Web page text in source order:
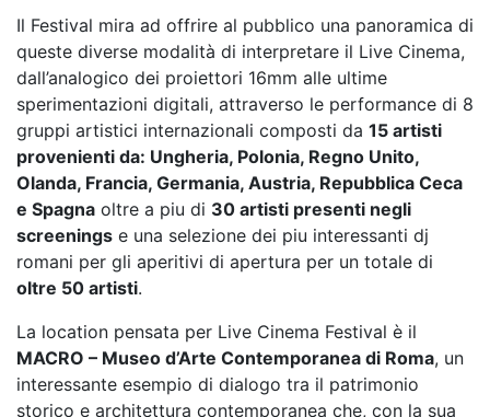
Il Festival mira ad offrire al pubblico una panoramica di
queste diverse modalità di interpretare il Live Cinema,
dall’analogico dei proiettori 16mm alle ultime
sperimentazioni digitali, attraverso le performance di 8
gruppi artistici internazionali composti da 15 artisti
provenienti da: Ungheria, Polonia, Regno Unito,
Olanda, Francia, Germania, Austria, Repubblica Ceca
e Spagna oltre a piu di 30 artisti presenti negli
screenings e una selezione dei piu interessanti dj
romani per gli aperitivi di apertura per un totale di
oltre 50 artisti.
La location pensata per Live Cinema Festival è il
MACRO – Museo d’Arte Contemporanea di Roma, un
interessante esempio di dialogo tra il patrimonio
storico e architettura contemporanea che, con la sua